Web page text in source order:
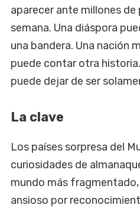
aparecer ante millones de
semana. Una diáspora
una bandera. Una nación
puede contar otra
puede dejar de ser
La clave
Los países sorpresa del
curiosidades de
mundo más
ansioso por